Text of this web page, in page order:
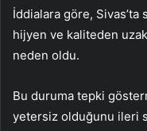
İddialara göre, Sivas’ta
hijyen ve kaliteden
neden oldu.
Bu duruma tepki
yetersiz olduğunu ileri